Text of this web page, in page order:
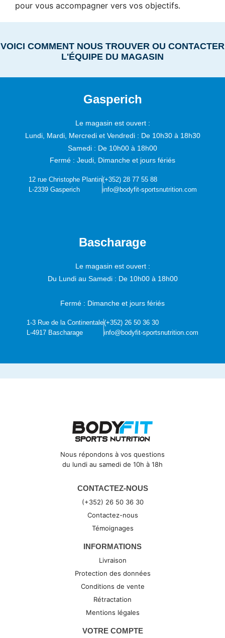
pour vous accompagner vers vos objectifs.
VOICI COMMENT NOUS TROUVER OU CONTACTER
L'ÉQUIPE DU MAGASIN
Gasperich
Le magasin est ouvert :
Lundi, Mardi, Mercredi et Vendredi : De 10h30 à 18h30
Samedi : De 10h00 à 18h00
Fermé : Jeudi, Dimanche et jours fériés
12 rue Christophe Plantin
L-2339 Gasperich
(+352) 28 77 55 88
info@bodyfit-sportsnutrition.com
Bascharage
Le magasin est ouvert :
Du Lundi au Samedi : De 10h00 à 18h00
Fermé : Dimanche et jours fériés
1-3 Rue de la Continentale
L-4917 Bascharage
(+352) 26 50 36 30
info@bodyfit-sportsnutrition.com
Nous répondons à vos questions
du lundi au samedi de 10h à 18h
CONTACTEZ-NOUS
(+352) 26 50 36 30
Contactez-nous
Témoignages
INFORMATIONS
Livraison
Protection des données
Conditions de vente
Rétractation
Mentions légales
VOTRE COMPTE